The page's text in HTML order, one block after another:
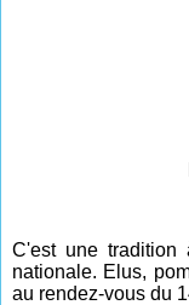
C'est une tradition
nationale. Elus,
au rendez-vous du